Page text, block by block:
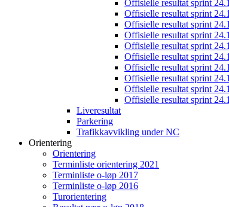
Offisielle resultat sprint
Offisielle resultat sprint
Offisielle resultat sprint
Offisielle resultat sprint
Offisielle resultat sprint
Offisielle resultat sprint
Offisielle resultat sprint
Offisielle resultat sprint
Offisielle resultat sprint
Offisielle resultat sprint
Liveresultat
Parkering
Trafikkavvikling under NC
Orientering
Orientering
Terminliste orientering 2021
Terminliste o-løp 2017
Terminliste o-løp 2016
Turorientering